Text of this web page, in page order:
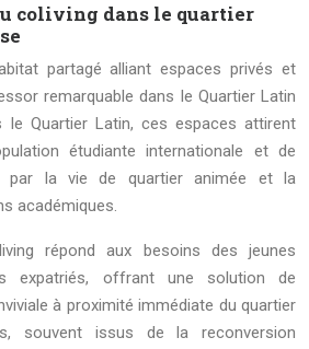
coliving dans le quartier
partagé alliant espaces privés et
remarquable dans le Quartier Latin
le Quartier Latin, ces espaces attirent
étudiante internationale et de
par la vie de quartier animée et la
académiques.
répond aux besoins des jeunes
expatriés, offrant une solution de
à proximité immédiate du quartier
souvent issus de la reconversion